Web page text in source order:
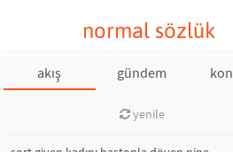
normal sözlük
akış gündem
yenile